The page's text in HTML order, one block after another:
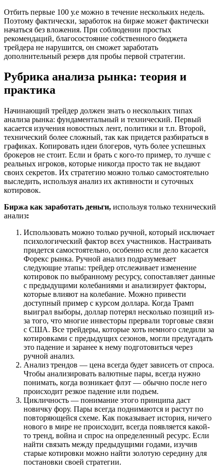
Отбить первые 100 у.е можно в течение нескольких недель.
Поэтому фактически, заработок на бирже может фактически
начаться без вложения. При соблюдении простых
рекомендаций, благосостояние собственного бюджета
трейдера не нарушится, он сможет заработать
дополнительный резерв для пробы первой стратегии.
Рубрика анализа рынка: теория и
практика
Начинающий трейдер должен знать о нескольких типах
анализа рынка: фундаментальный и технический. Первый
касается изучения новостных лент, политики и т.п. Второй,
технический более сложный, так как придется разбираться в
графиках. Копировать идеи блогеров, чуть более успешных
брокеров не стоит. Если и брать с кого-то пример, то лучше с
реальных игроков, которые никогда просто так не выдают
своих секретов. Их стратегию можно только самостоятельно
выследить, используя анализ их активности и суточных
котировок.
Биржа как заработать деньги, используя только технический
анализ:
Использовать можно только ручной, который исключает
психологический фактор всех участников. Настраивать
придется самостоятельно, особенно если дело касается
Форекс рынка. Ручной анализ подразумевает
следующие этапы: трейдер отслеживает изменение
котировок по выбранному ресурсу, сопоставляет данные
с предыдущими колебаниями и анализирует факторы,
которые влияют на колебание. Можно привести
доступный пример с курсом доллара. Когда Трамп
выиграл выборы, доллар потерял несколько позиций из-
за того, что многие инвесторы прервали торговые связи
с США. Все трейдеры, которые хоть немного следили за
котировками с предыдущих сезонов, могли предугадать
это падение и заранее к нему подготовиться через
ручной анализ.
Анализ трендов — цена всегда будет зависеть от спроса.
Чтобы анализировать валютные пары, всегда нужно
понимать, когда возникает флэт — обычно после него
происходит резкое падение или подъем.
Цикличность — понимание этого принципа даст
новичку фору. Пары всегда поднимаются и растут по
повторяющейся схеме. Как показывает история, ничего
нового в мире не происходит, всегда появляется какой-
то тренд, война и спрос на определенный ресурс. Если
найти связать между предыдущими годами, изучив
старые котировки можно найти золотую середину для
постановки своей стратегии.